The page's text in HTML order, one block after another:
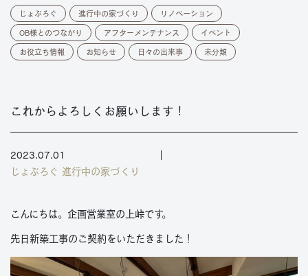
じょぶろぐ 進行中の家づくり リノベーション
OB様とのつながり アフターメンテナンス イベント
お役立ち情報 お知らせ 日々の出来事 未分類
これからよろしくお願いします！
2023.07.01
じょぶろぐ 進行中の家づくり
こんにちは。企画営業室の上峠です。
先日新築工事のご契約をいただきました！